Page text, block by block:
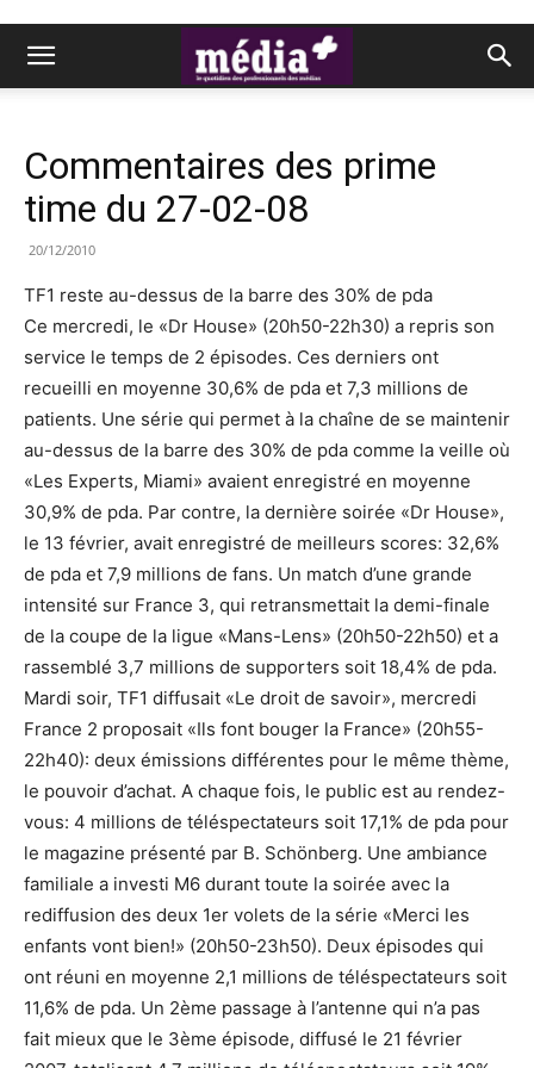
Commentaires des prime
time du 27-02-08
20/12/2010
TF1 reste au-dessus de la barre des 30% de pda
Ce mercredi, le «Dr House» (20h50-22h30) a repris son
service le temps de 2 épisodes. Ces derniers ont
recueilli en moyenne 30,6% de pda et 7,3 millions de
patients. Une série qui permet à la chaîne de se maintenir
au-dessus de la barre des 30% de pda comme la veille où
«Les Experts, Miami» avaient enregistré en moyenne
30,9% de pda. Par contre, la dernière soirée «Dr House»,
le 13 février, avait enregistré de meilleurs scores: 32,6%
de pda et 7,9 millions de fans. Un match d’une grande
intensité sur France 3, qui retransmettait la demi-finale
de la coupe de la ligue «Mans-Lens» (20h50-22h50) et a
rassemblé 3,7 millions de supporters soit 18,4% de pda.
Mardi soir, TF1 diffusait «Le droit de savoir», mercredi
France 2 proposait «Ils font bouger la France» (20h55-
22h40): deux émissions différentes pour le même thème,
le pouvoir d’achat. A chaque fois, le public est au rendez-
vous: 4 millions de téléspectateurs soit 17,1% de pda pour
le magazine présenté par B. Schönberg. Une ambiance
familiale a investi M6 durant toute la soirée avec la
rediffusion des deux 1er volets de la série «Merci les
enfants vont bien!» (20h50-23h50). Deux épisodes qui
ont réuni en moyenne 2,1 millions de téléspectateurs soit
11,6% de pda. Un 2ème passage à l’antenne qui n’a pas
fait mieux que le 3ème épisode, diffusé le 21 février